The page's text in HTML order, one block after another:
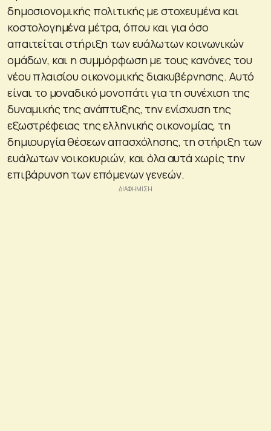
δημοσιονομικής πολιτικής με στοχευμένα και
κοστολογημένα μέτρα, όπου και για όσο
απαιτείται στήριξη των ευάλωτων κοινωνικών
ομάδων, και η συμμόρφωση με τους κανόνες του
νέου πλαισίου οικονομικής διακυβέρνησης. Αυτό
είναι το μοναδικό μονοπάτι για τη συνέχιση της
δυναμικής της ανάπτυξης, την ενίσχυση της
εξωστρέφειας της ελληνικής οικονομίας, τη
δημιουργία θέσεων απασχόλησης, τη στήριξη των
ευάλωτων νοικοκυριών, και όλα αυτά χωρίς την
επιβάρυνση των επόμενων γενεών.